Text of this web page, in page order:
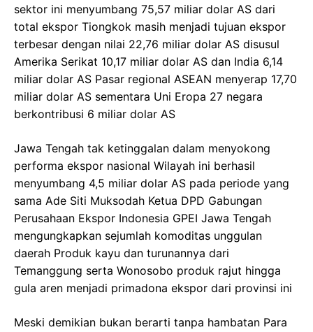
sektor ini menyumbang 75,57 miliar dolar AS dari
total ekspor Tiongkok masih menjadi tujuan ekspor
terbesar dengan nilai 22,76 miliar dolar AS disusul
Amerika Serikat 10,17 miliar dolar AS dan India 6,14
miliar dolar AS Pasar regional ASEAN menyerap 17,70
miliar dolar AS sementara Uni Eropa 27 negara
berkontribusi 6 miliar dolar AS
Jawa Tengah tak ketinggalan dalam menyokong
performa ekspor nasional Wilayah ini berhasil
menyumbang 4,5 miliar dolar AS pada periode yang
sama Ade Siti Muksodah Ketua DPD Gabungan
Perusahaan Ekspor Indonesia GPEI Jawa Tengah
mengungkapkan sejumlah komoditas unggulan
daerah Produk kayu dan turunannya dari
Temanggung serta Wonosobo produk rajut hingga
gula aren menjadi primadona ekspor dari provinsi ini
Meski demikian bukan berarti tanpa hambatan Para